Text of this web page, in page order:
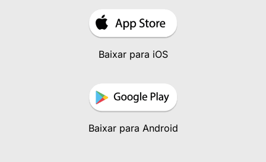
Baixar para iOS
Baixar para Android